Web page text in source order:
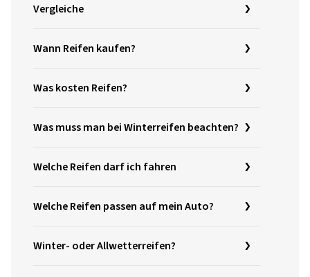
Vergleiche
Wann Reifen kaufen?
Was kosten Reifen?
Was muss man bei Winterreifen beachten?
Welche Reifen darf ich fahren
Welche Reifen passen auf mein Auto?
Winter- oder Allwetterreifen?